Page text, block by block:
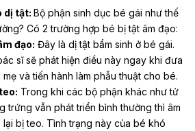
dị tật: Bộ phận sinh dục bé gái như thế
Có 2 trường hợp bé bị tật âm đạo:
đạo: Đây là dị tật bẩm sinh ở bé gái.
sĩ sẽ phát hiện điều này ngay khi đưa
và tiến hành làm phẫu thuật cho bé.
Trong khi các bộ phận khác như tử
trứng vẫn phát triển bình thường thì âm
bị teo. Tình trạng này của bé khó